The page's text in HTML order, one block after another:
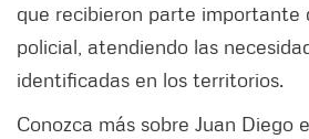
que recibieron parte importante
policial, atendiendo las
identificadas en los territorios.
Conozca más sobre Juan Diego